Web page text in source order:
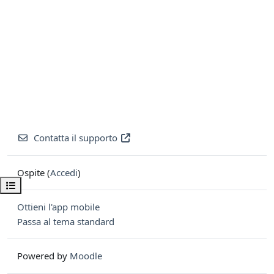
Apri indice del corso
Contatta il supporto
Ospite (Accedi)
Ottieni l'app mobile
Passa al tema standard
Powered by Moodle